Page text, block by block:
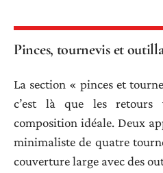
Pinces, tournevis et
La section « pinces et
c’est là que les
composition idéale. Deux
minimaliste de quatre
couverture large avec des